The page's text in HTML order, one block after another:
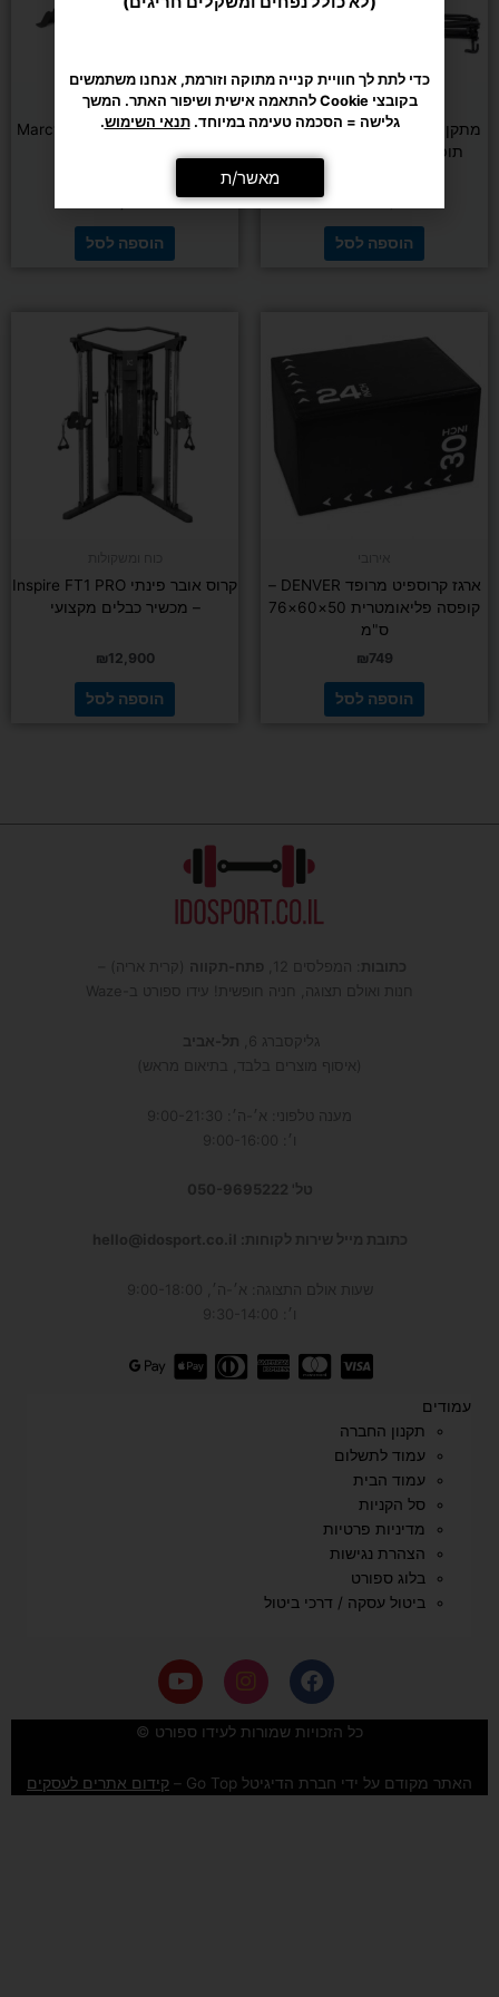
משקולות וכוח
מתקן מתח מקבילים מתקפל ולא
תופס מקום בבית DENVER
הוספה לסל
משקולות וכוח
ספת כושר מתכווננת Marcy 670
הוספה לסל
ארגז קרוספיט מרופד DENVER –
קופסה פליאומטרית 50×60×76
ס"מ
₪749
הוספה לסל
קרוס אובר פינתי Inspire FT1 PRO
– מכשיר כבלים מקצועי
₪12,900
הוספה לסל
כתובות : המפלסים 12, פתח-תקווה (קרית אריה) –
חנות ואולם תצוגה, חניה חופשית! עידו ספורט ב-Waze
גליקסברג 6,
תל-אביב
(איסוף מוצרים בלבד, בתיאום מראש)
מענה טלפוני: א׳-ה׳: 9:00-21:30
ו׳: 9:00-16:00
טל' 050-9695222
כתובת מייל שירות לקוחות: hello@idosport.co.il
שעות אולם התצוגה: א׳-ה׳, 9:00-18:00
ו׳: 9:30-14:00
עמודים
תקנון החברה
עמוד לתשלום
עמוד הבית
סל הקניות
מדיניות פרטיות
הצהרת נגישות
בלוג ספורט
ביטול עסקה / דרכי ביטול
F
a
c
e
o
o
I
n
s
t
g
r
Y
o
u
t
b
e
כל הזכויות שמורות לעידו ספורט ©
האתר מקודם על ידי חברת הדיגיטל Go Top – קידום אתרים לעסקים
כדי לתת לך חוויית קנייה מתוקה וזורמת, אנחנו משתמשים
בקובצי Cookie להתאמה אישית ושיפור האתר. המשך
גלישה = הסכמה טעימה במיוחד.תנאי השימוש.
מאשר/ת